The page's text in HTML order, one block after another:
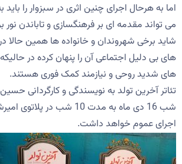
اما به هرحال اجرای چنین اثری در سبزوار را
می تواند مقدمه ای بر فرهنگسازی و تاباندن
شاید برخی شهروندان و خانواده ها همین حالا در
های بی دلیل اجتماعی آن را پنهان کرده در
های شدید روحی و نیازمند کمک فوری هستند.
تئاتر آخرین تولد به نویسندگی و کارگردانی
شب 16 دی ماه به مدت 10 شب در
اجرای عموم خواهد داشت.